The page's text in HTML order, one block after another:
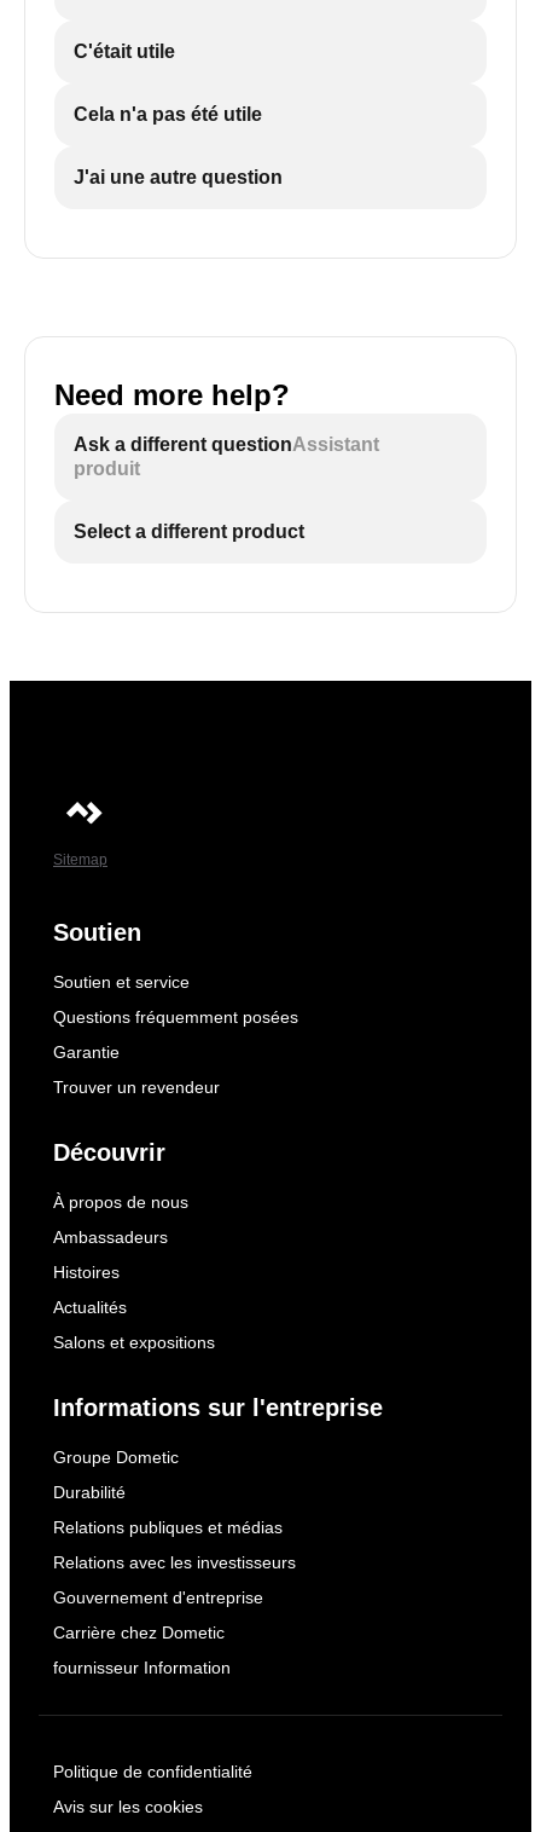
C'était utile
Cela n'a pas été utile
J'ai une autre question
Need more help?
Ask a different questionAssistant
produit
Select a different product
Sitemap
Soutien
Soutien et service
Questions fréquemment posées
Garantie
Trouver un revendeur
Découvrir
À propos de nous
Ambassadeurs
Histoires
Actualités
Salons et expositions
Informations sur l'entreprise
Groupe Dometic
Durabilité
Relations publiques et médias
Relations avec les investisseurs
Gouvernement d'entreprise
Carrière chez Dometic
fournisseur Information
Politique de confidentialité
Avis sur les cookies